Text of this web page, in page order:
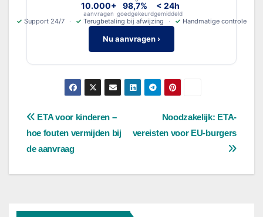
10.000+
aanvragen
98,7%
goedgekeurd
< 24h
gemiddeld
✓ Support 24/7 ✓ Terugbetaling bij afwijzing ✓ Handmatige controle
Nu aanvragen ›
Bericht
navigatie
Noodzakelijk: ETA-
vereisten voor EU-burgers
ETA voor kinderen –
hoe fouten vermijden bij
de aanvraag